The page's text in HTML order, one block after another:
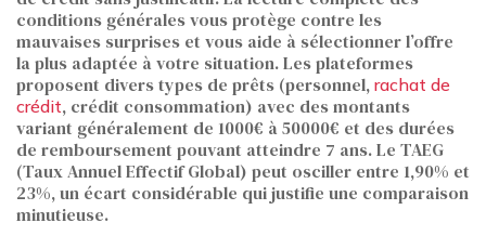
conditions générales vous protège contre les
mauvaises surprises et vous aide à sélectionner l’offre
la plus adaptée à votre situation. Les plateformes
proposent divers types de prêts (personnel, rachat de
crédit, crédit consommation) avec des montants
variant généralement de 1000€ à 50000€ et des durées
de remboursement pouvant atteindre 7 ans. Le TAEG
(Taux Annuel Effectif Global) peut osciller entre 1,90% et
23%, un écart considérable qui justifie une comparaison
minutieuse.